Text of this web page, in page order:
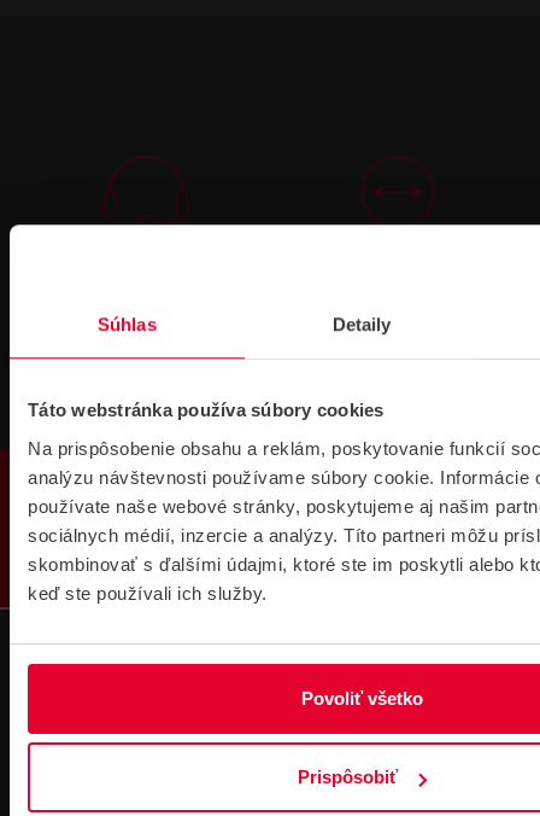
Súhlas Detaily
Táto webstránka používa súbory cookies
Na prispôsobenie obsahu a reklám, poskytovanie funkcií
analýzu návštevnosti používame súbory cookie. Informácie
používate naše webové stránky, poskytujeme aj našim
sociálnych médií, inzercie a analýzy. Títo partneri môžu
skombinovať s ďalšími údajmi, ktoré ste im poskytli alebo
keď ste používali ich služby.
Povoliť všetko
Prispôsobiť
PRODUKTY
Súbory
na stiahnutie
Pre zákazníkov s rámovcovou zmluvou pri
DOPRAVA ZADARMO